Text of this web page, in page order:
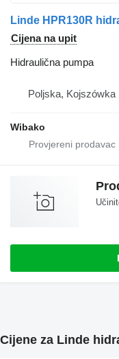
Linde HPR130R
Cijena na upit
Hidraulična pumpa
Poljska, Kojszówka
Wibako
Cijene za Linde